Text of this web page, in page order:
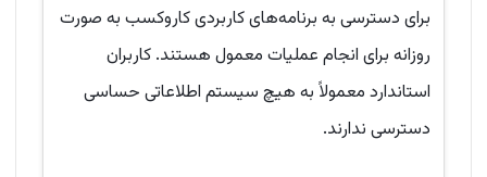
برای دسترسی به برنامه‌های کاربردی کاروکسب به صورت
روزانه برای انجام عملیات معمول هستند. کاربران
استاندارد معمولاً به هیچ سیستم اطلاعاتی حساسی
دسترسی ندارند.